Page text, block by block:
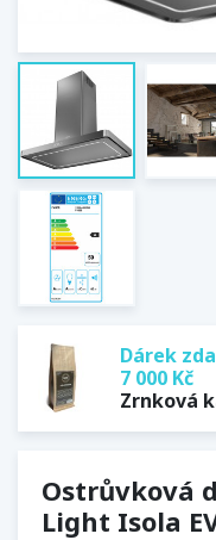
Dárek
7 000 Kč
Zrnková
Ostrůvková
Light Isola